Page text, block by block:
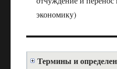
экономику)
Термины и